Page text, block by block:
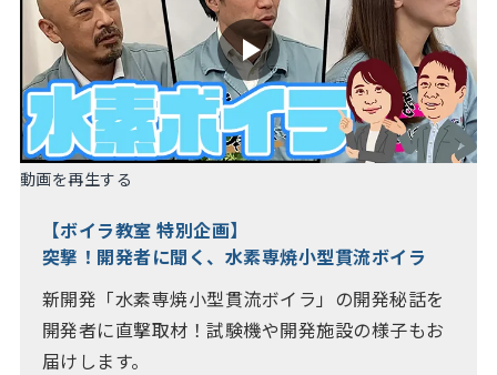
動画を再生する
【ボイラ教室 特別企画】
突撃！開発者に聞く、水素専焼小型貫流ボイラ
新開発「水素専焼小型貫流ボイラ」の開発秘話を
開発者に直撃取材！試験機や開発施設の様子もお
届けします。